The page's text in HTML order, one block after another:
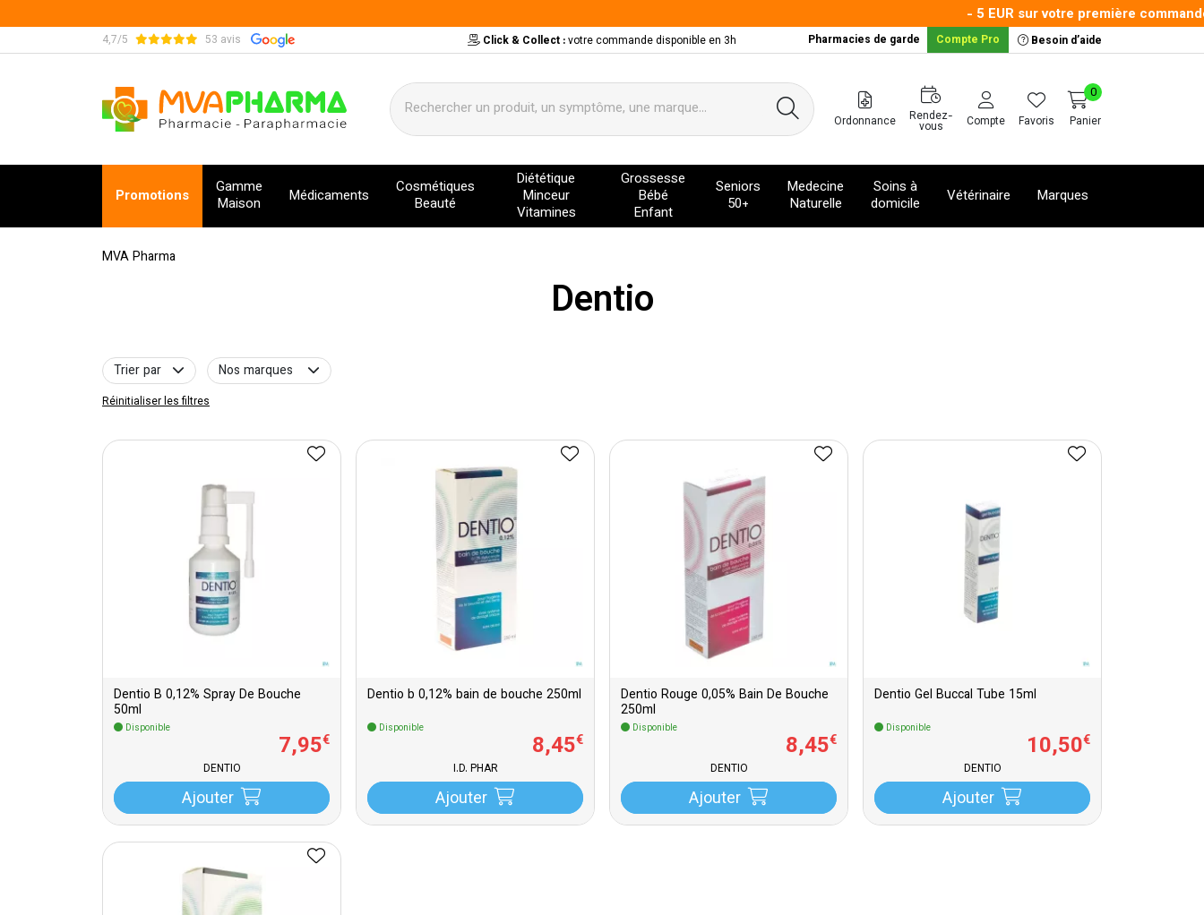
- 5 EUR sur votre première
4,7/5 53 avis Click & Collect :votre commande disponible en 3h Pharmacies de garde Compte Pro Besoin d’aide
MVA Pharma Votre pharmacie en ligne à votre service Ordonnance Rendez-
vous Compte Favoris Panier
0
Promotions
Gamme
Maison
Médicaments
Cosmétiques
Beauté
Diététique
Minceur
Vitamines
Grossesse
Bébé
Enfant
Seniors
50+
Medecine
Naturelle
Soins à
domicile
Vétérinaire Marques
MVA Pharma
Dentio
Trier par Nos marques
Réinitialiser les filtres
Dentio B 0,12% Spray De Bouche
50ml
Disponible
7,95€
DENTIO
Ajouter
Dentio b 0,12% bain de bouche 250ml
Disponible
8,45€
I.D. PHAR
Ajouter
Dentio Rouge 0,05% Bain De Bouche
250ml
Disponible
8,45€
DENTIO
Ajouter
Dentio Gel Buccal Tube 15ml
Disponible
10,50€
DENTIO
Ajouter